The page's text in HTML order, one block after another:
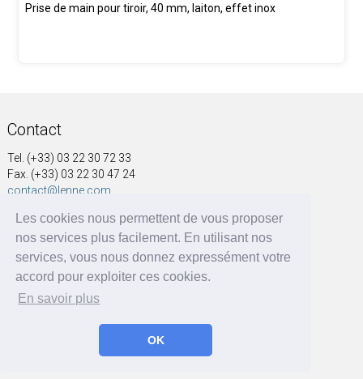
Les cookies nous permettent de vous proposer
nos services plus facilement. En utilisant nos
services, vous nous donnez expressément votre
accord pour exploiter ces cookies.
En savoir plus
OK
Prise de main pour tiroir, 40 mm, laiton, effet inox
Contact
Tel. (+33) 03 22 30 72 33
Fax. (+33) 03 22 30 47 24
contact@lenne.com
Adresse
SOCIÉTÉ NOUVELLE A&G LENNE
41, rue Voltaire
80570 Dargnies - France